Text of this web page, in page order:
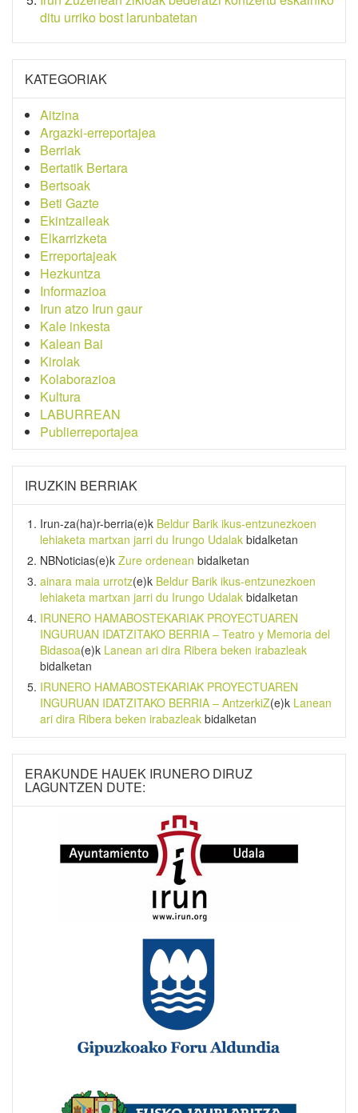
ditu urriko bost larunbatetan
KATEGORIAK
Aitzina
Argazki-erreportajea
Berriak
Bertatik Bertara
Bertsoak
Beti Gazte
Ekintzaileak
Elkarrizketa
Erreportajeak
Hezkuntza
Informazioa
Irun atzo Irun gaur
Kale inkesta
Kalean Bai
Kirolak
Kolaborazioa
Kultura
LABURREAN
Publierreportajea
IRUZKIN BERRIAK
Irun-za(ha)r-berria(e)k Beldur Barik ikus-entzunezkoen
lehiaketa martxan jarri du Irungo Udalak bidalketan
NBNoticias(e)k Zure ordenean bidalketan
ainara maia urrotz(e)k Beldur Barik ikus-entzunezkoen
lehiaketa martxan jarri du Irungo Udalak bidalketan
IRUNERO HAMABOSTEKARIAK PROYECTUAREN
INGURUAN IDATZITAKO BERRIA – Teatro y Memoria del
Bidasoa(e)k Lanean ari dira Ribera beken irabazleak
bidalketan
IRUNERO HAMABOSTEKARIAK PROYECTUAREN
INGURUAN IDATZITAKO BERRIA – AntzerkiZ(e)k Lanean
ari dira Ribera beken irabazleak bidalketan
ERAKUNDE HAUEK IRUNERO DIRUZ
LAGUNTZEN DUTE: